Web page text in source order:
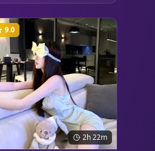
2h 22m
9.0